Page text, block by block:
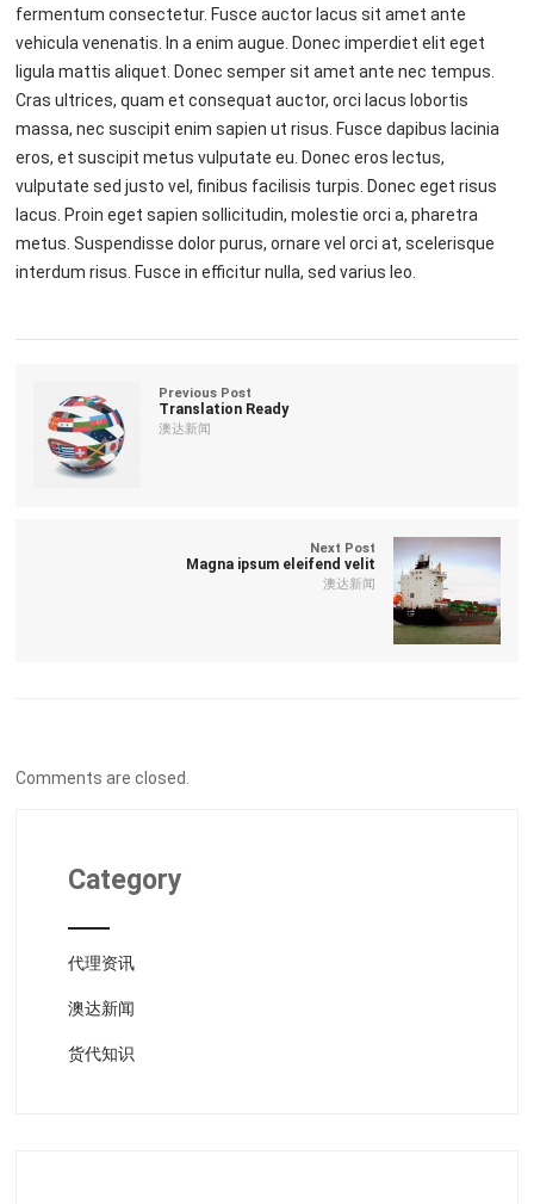
fermentum consectetur. Fusce auctor lacus sit amet ante
vehicula venenatis. In a enim augue. Donec imperdiet elit eget
ligula mattis aliquet. Donec semper sit amet ante nec tempus.
Cras ultrices, quam et consequat auctor, orci lacus lobortis
massa, nec suscipit enim sapien ut risus. Fusce dapibus lacinia
eros, et suscipit metus vulputate eu. Donec eros lectus,
vulputate sed justo vel, finibus facilisis turpis. Donec eget risus
lacus. Proin eget sapien sollicitudin, molestie orci a, pharetra
metus. Suspendisse dolor purus, ornare vel orci at, scelerisque
interdum risus. Fusce in efficitur nulla, sed varius leo.
Previous Post
Translation Ready
澳达新闻
Next Post
Magna ipsum eleifend velit
澳达新闻
Comments are closed.
Category
代理资讯
澳达新闻
货代知识